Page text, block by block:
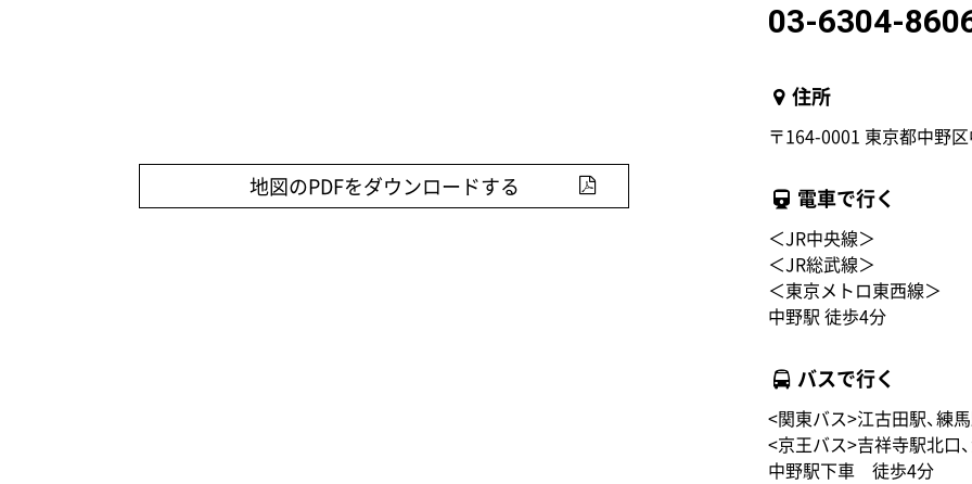
地図のPDFをダウンロードする
03-6304-
住所
〒164-0001 東京都中野
電車で行く
＜JR中央線＞
＜JR総武線＞
＜東京メトロ東西線＞
中野駅 徒歩4分
バスで行く
<関東バス>江古田駅、練
<京王バス>吉祥寺駅北口
中野駅下車 徒歩4分